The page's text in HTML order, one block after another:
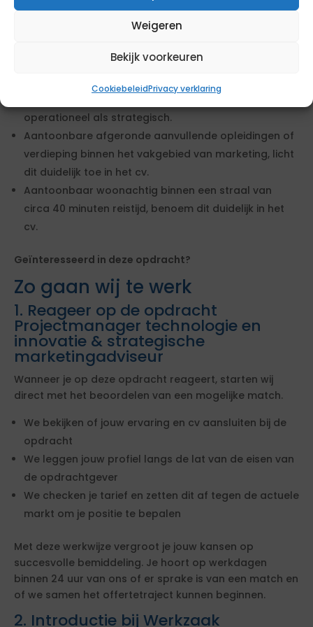
Weigeren
Bekijk voorkeuren
CookiebeleidPrivacy verklaring
bachelor niveau in de richting van marketing,
innovatie, bedrijfseconomie of direct vergelijkbaar.
Rivierenland, licht dit duidelijk toe in het cv.
operationeel als strategisch.
Aantoonbare afgeronde aanvullende opleidingen of
verdieping binnen het vakgebied van marketing, licht
dit duidelijk toe in het cv.
Aantoonbaar woonachtig binnen een straal van
circa 40 minuten reistijd, benoem dit duidelijk in het
cv.
Geïnteresseerd in deze opdracht?
Zo gaan wij te werk
1. Reageer op de opdracht
Projectmanager technologie en
innovatie & strategische
marketingadviseur
Wanneer je op deze opdracht reageert, starten wij
direct met het beoordelen van een mogelijke match.
We bekijken of jouw ervaring en cv aansluiten bij de
opdracht
We leggen jouw profiel langs de lat van de eisen van
de opdrachtgever
We checken je tarief en zetten dit af tegen de actuele
markt om je positie te bepalen
Met deze werkwijze vergroot je jouw kansen op
succesvolle bemiddeling. Je hoort op werkdagen
binnen 24 uur van ons of er sprake is van een match en
of we samen het offertetraject kunnen beginnen.
2. Introductie bij Werkzaak